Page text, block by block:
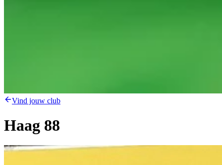
Vind jouw club
Haag 88